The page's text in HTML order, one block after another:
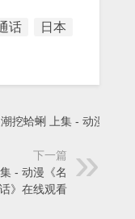
话 日本
挖蛤蜊 上集 - 动漫《名
下一篇
- 动漫《名
》在线观看